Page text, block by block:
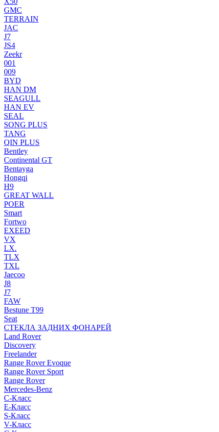
GMC
TERRAIN
JAC
J7
JS4
Zeekr
001
009
BYD
HAN DM
SEAGULL
HAN EV
SEAL
SONG PLUS
TANG
QIN PLUS
Bentley
Continental GT
Bentayga
Hongqi
H9
GREAT WALL
POER
Smart
Fortwo
EXEED
VX
LX.
TLX
TXL
Jaecoo
J8
J7
FAW
Bestune T99
Seat
СТЕКЛА ЗАДНИХ ФОНАРЕЙ
Land Rover
Discovery
Freelander
Range Rover Evoque
Range Rover Sport
Range Rover
Mercedes-Benz
C-Класс
E-Класс
S-Класс
V-Класс